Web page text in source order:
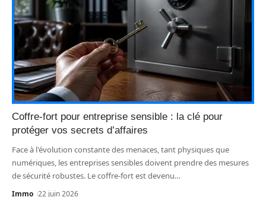
Coffre-fort pour entreprise sensible : la clé pour
protéger vos secrets d’affaires
Face à l'évolution constante des menaces, tant physiques que
numériques, les entreprises sensibles doivent prendre des mesures
de sécurité robustes. Le coffre-fort est devenu…
Immo 22 juin 2026